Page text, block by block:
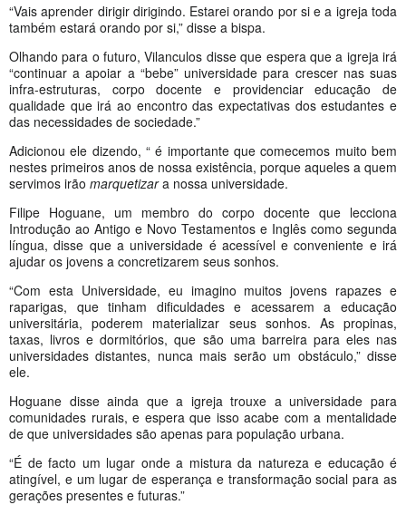
“Vais aprender dirigir dirigindo. Estarei orando por si e a igreja toda
também estará orando por si,” disse a bispa.
Olhando para o futuro, Vilanculos disse que espera que a igreja irá
“continuar a apoiar a “bebe” universidade para crescer nas suas
infra-estruturas, corpo docente e providenciar educação de
qualidade que irá ao encontro das expectativas dos estudantes e
das necessidades de sociedade.”
Adicionou ele dizendo, “ é importante que comecemos muito bem
nestes primeiros anos de nossa existência, porque aqueles a quem
servimos irão marquetizara nossa universidade.
Filipe Hoguane, um membro do corpo docente que lecciona
Introdução ao Antigo e Novo Testamentos e Inglês como segunda
língua, disse que a universidade é acessível e conveniente e irá
ajudar os jovens a concretizarem seus sonhos.
“Com esta Universidade, eu imagino muitos jovens rapazes e
raparigas, que tinham dificuldades e acessarem a educação
universitária, poderem materializar seus sonhos. As propinas,
taxas, livros e dormitórios, que são uma barreira para eles nas
universidades distantes, nunca mais serão um obstáculo,” disse
ele.
Hoguane disse ainda que a igreja trouxe a universidade para
comunidades rurais, e espera que isso acabe com a mentalidade
de que universidades são apenas para população urbana.
“É de facto um lugar onde a mistura da natureza e educação é
atingível, e um lugar de esperança e transformação social para as
gerações presentes e futuras.”